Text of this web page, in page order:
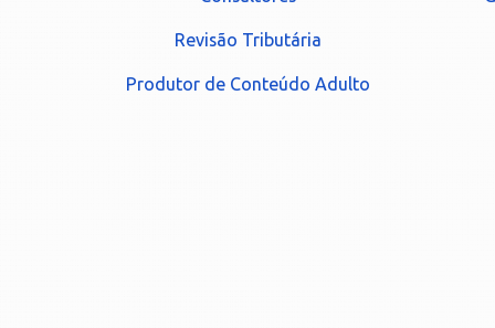
Revisão Tributária
Produtor de Conteúdo Adulto